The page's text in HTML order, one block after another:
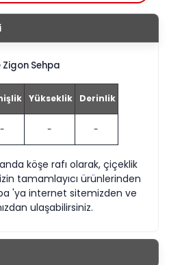
Zigon Sehpa
Yükseklik Derinlik
- - -
köşe rafı olarak, çiçeklik
tamamlayıcı ürünlerinden
'ya internet sitemizden ve
ulaşabilirsiniz.